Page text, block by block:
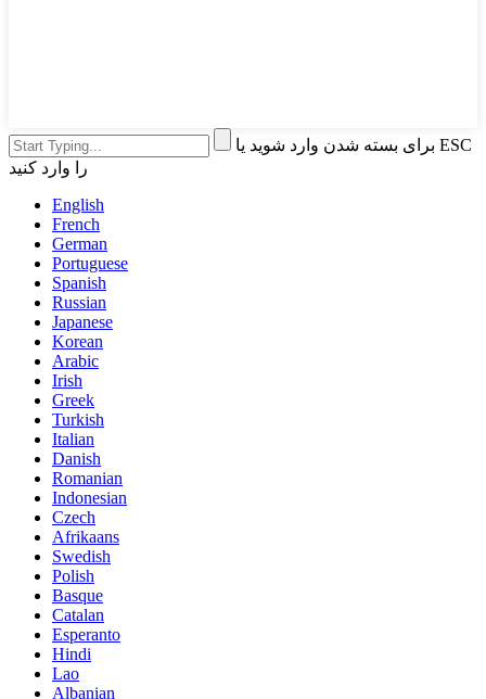
برای بسته شدن وارد شوید یا ESC
را وارد کنید
English
French
German
Portuguese
Spanish
Russian
Japanese
Korean
Arabic
Irish
Greek
Turkish
Italian
Danish
Romanian
Indonesian
Czech
Afrikaans
Swedish
Polish
Basque
Catalan
Esperanto
Hindi
Lao
Albanian